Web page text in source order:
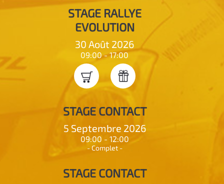
STAGE RALLYE
EVOLUTION
30 Août 2026
09:00 - 17:00
STAGE CONTACT
5 Septembre 2026
09:00 - 12:00
- Complet -
STAGE CONTACT